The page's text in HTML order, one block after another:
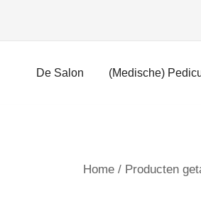
De Salon (Medische)
Home / Producten